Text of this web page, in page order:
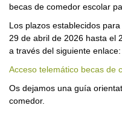
becas de comedor escolar
Los plazos establecidos
29 de abril de 2026 hasta el
a través del siguiente enlace:
Acceso telemático becas de
Os dejamos una guía
comedor.